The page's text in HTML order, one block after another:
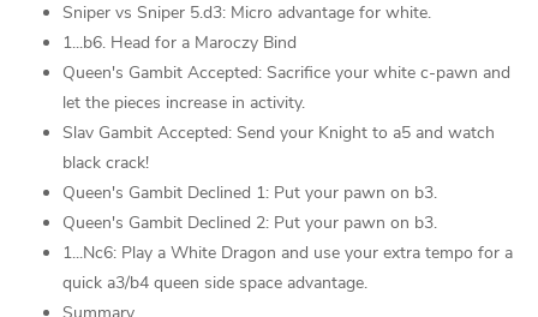
Sniper vs Sniper 5.d3: Micro advantage for white.
1...b6. Head for a Maroczy Bind
Queen's Gambit Accepted: Sacrifice your white c-pawn and
let the pieces increase in activity.
Slav Gambit Accepted: Send your Knight to a5 and watch
black crack!
Queen's Gambit Declined 1: Put your pawn on b3.
Queen's Gambit Declined 2: Put your pawn on b3.
1...Nc6: Play a White Dragon and use your extra tempo for a
quick a3/b4 queen side space advantage.